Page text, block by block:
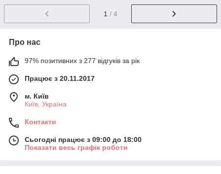
1 / 4
Про нас
97% позитивних з 277 відгуків за рік
Працює з 20.11.2017
м. Київ
Київ, Україна
Контакти
Сьогодні працює з 09:00 до 18:00
Показати весь графік роботи